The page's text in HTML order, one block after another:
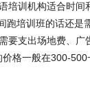
培训机构适合时间
跑培训班的话还是
要支出场地费、广
格一般在300-